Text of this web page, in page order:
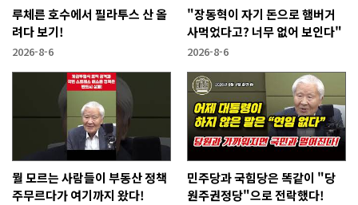
루체른 호수에서 필라투스 산 올
려다 보기!
2026-8-6
"장동혁이 자기 돈으로 햄버거
사먹었다고? 너무 없어 보인다"
2026-8-6
뭘 모르는 사람들이 부동산 정책
주무르다가 여기까지 왔다!
민주당과 국힘당은 똑같이 "당
원주권정당"으로 전락했다!